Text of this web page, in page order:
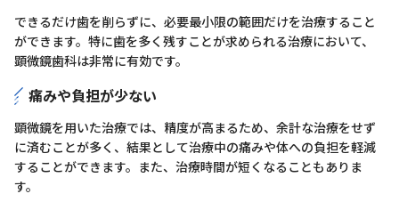
できるだけ歯を削らずに、必要最小限の範囲だけを治療すること
ができます。特に歯を多く残すことが求められる治療において、
顕微鏡歯科は非常に有効です。
痛みや負担が少ない
顕微鏡を用いた治療では、精度が高まるため、余計な治療をせず
に済むことが多く、結果として治療中の痛みや体への負担を軽減
することができます。また、治療時間が短くなることもありま
す。